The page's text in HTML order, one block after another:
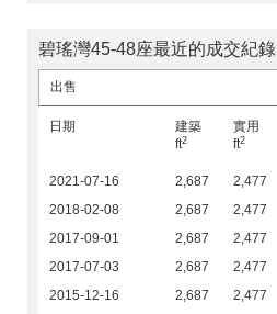
碧瑤灣45-48座最近的成交紀錄
出售
日期
建築
ft2
實用
ft2
2021-07-16 2,687 2,477
2018-02-08
2,687 2,477
2017-09-01
2,687 2,477
2017-07-03
2,687 2,477
2015-12-16
2,687 2,477